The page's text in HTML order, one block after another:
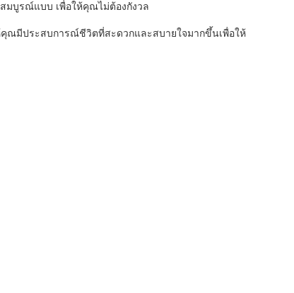
มบูรณ์แบบ เพื่อให้คุณไม่ต้องกังวล
มีประสบการณ์ชีวิตที่สะดวกและสบายใจมากขึ้นเพื่อให้